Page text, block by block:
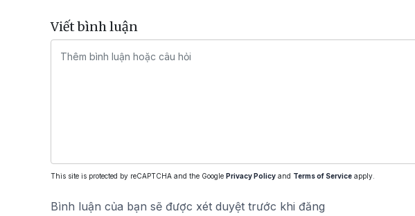
Viết bình luận
This site is protected by reCAPTCHA and the Google Privacy Policy and Terms of Service apply.
Bình luận của bạn sẽ được xét duyệt trước khi đăng